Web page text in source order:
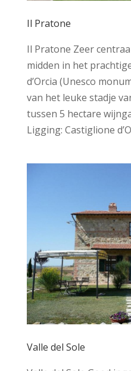
Il Pratone
Il Pratone Zeer
midden in het
d’Orcia (Unesco
van het leuke stadje
tussen 5 hectare
Ligging: Castiglione
Valle del Sole